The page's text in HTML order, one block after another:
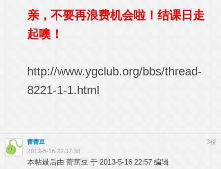
亲，不要再浪费机会啦！结课日走
起噢！
http://www.ygclub.org/bbs/thread-
8221-1-1.html
3楼
蕾蕾豆
2013-5-16 22:37:38
本帖最后由 蕾蕾豆 于 2013-5-16 22:57 编辑